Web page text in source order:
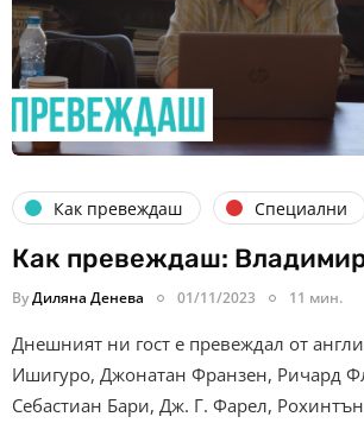
Как превеждаш Специални
Как превеждаш:
ByДиляна Денева 01/11/2023 11 мин.
Днешният ни гост е превеждал от
Ишигуро, Джонатан Франзен, Ричард
Себастиан Бари, Дж. Г. Фарел,